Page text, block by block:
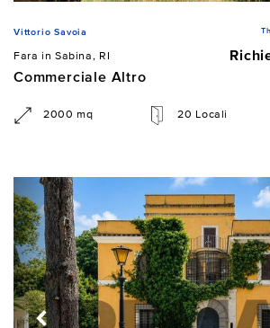
Vittorio Savoia
Fara in Sabina, RI
Commerciale Altro
2000 mq 20 Locali